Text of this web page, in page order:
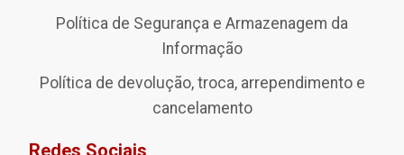
Política de Segurança e Armazenagem da
Informação
Política de devolução, troca, arrependimento e
cancelamento
Redes Sociais